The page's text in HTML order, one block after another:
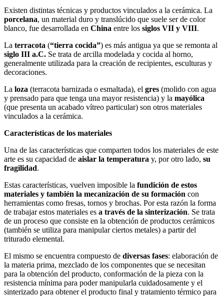
Existen distintas técnicas y productos vinculados a la cerámica. La
porcelana, un material duro y translúcido que suele ser de color
blanco, fue desarrollada en China entre los siglos VII y VIII.
La terracota (“tierra cocida”) es más antigua ya que se remonta al
siglo III a.C. Se trata de arcilla modelada y cocida al horno,
generalmente utilizada para la creación de recipientes, esculturas y
decoraciones.
La loza (terracota barnizada o esmaltada), el gres (molido con agua
y prensado para que tenga una mayor resistencia) y la mayólica
(que presenta un acabado vítreo particular) son otros materiales
vinculados a la cerámica.
Características de los materiales
Una de las características que comparten todos los materiales de este
arte es su capacidad de aislar la temperatura y, por otro lado, su
fragilidad.
Estas características, vuelven imposible la fundición de estos
materiales y también la mecanización de su formación con
herramientas como fresas, tornos y brochas. Por esta razón la forma
de trabajar estos materiales es a través de la sinterización. Se trata
de un proceso que consiste en la obtención de productos cerámicos
(también se utiliza para manipular ciertos metales) a partir del
triturado elemental.
El mismo se encuentra compuesto de diversas fases: elaboración de
la materia prima, mezclado de los componentes que se necesitan
para la obtención del producto, conformación de la pieza con la
resistencia mínima para poder manipularla cuidadosamente y el
sinterizado para obtener el producto final y tratamiento térmico para